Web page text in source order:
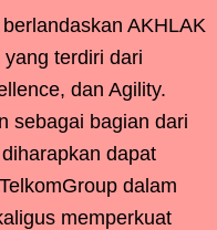
AKHLAK
terdiri dari
dan Agility.
sebagai bagian dari
dapat
dalam
memperkuat